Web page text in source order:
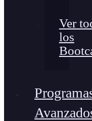
Ver
los